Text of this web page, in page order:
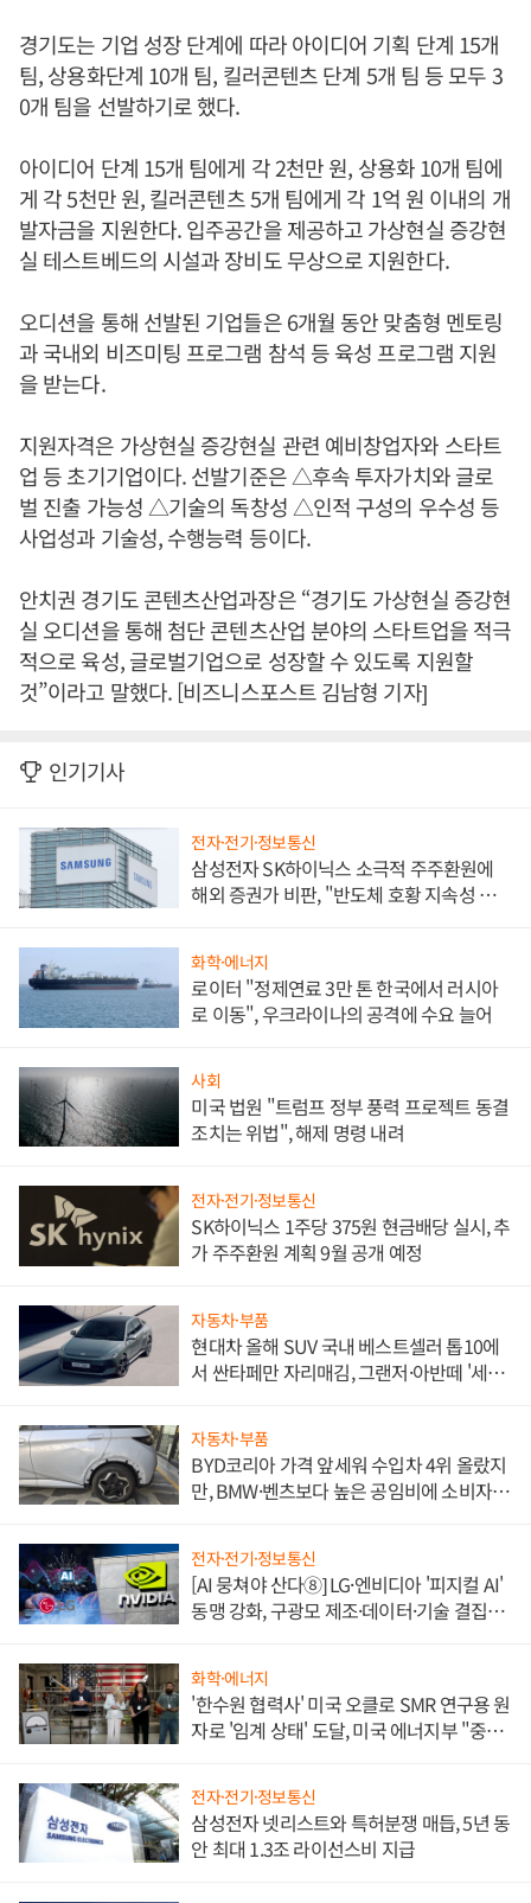
경기도는 기업 성장 단계에 따라 아이디어 기획 단계 15개
팀, 상용화단계 10개 팀, 킬러콘텐츠 단계 5개 팀 등 모두 3
0개 팀을 선발하기로 했다.
아이디어 단계 15개 팀에게 각 2천만 원, 상용화 10개 팀에
게 각 5천만 원, 킬러콘텐츠 5개 팀에게 각 1억 원 이내의 개
발자금을 지원한다. 입주공간을 제공하고 가상현실 증강현
실 테스트베드의 시설과 장비도 무상으로 지원한다.
오디션을 통해 선발된 기업들은 6개월 동안 맞춤형 멘토링
과 국내외 비즈미팅 프로그램 참석 등 육성 프로그램 지원
을 받는다.
지원자격은 가상현실 증강현실 관련 예비창업자와 스타트
업 등 초기기업이다. 선발기준은 △후속 투자가치와 글로
벌 진출 가능성 △기술의 독창성 △인적 구성의 우수성 등
사업성과 기술성, 수행능력 등이다.
안치권 경기도 콘텐츠산업과장은 “경기도 가상현실 증강현
실 오디션을 통해 첨단 콘텐츠산업 분야의 스타트업을 적극
적으로 육성, 글로벌기업으로 성장할 수 있도록 지원할
것”이라고 말했다. [비즈니스포스트 김남형 기자]
인기기사
전자·전기·정보통신
삼성전자 SK하이닉스 소극적 주주환원에
해외 증권가 비판, "반도체 호황 지속성 의
화학·에너지
로이터 "정제연료 3만 톤 한국에서 러시아
로 이동", 우크라이나의 공격에 수요 늘어
사회
미국 법원 "트럼프 정부 풍력 프로젝트 동결
조치는 위법", 해제 명령 내려
전자·전기·정보통신
SK하이닉스 1주당 375원 현금배당 실시, 추
가 주주환원 계획 9월 공개 예정
자동차·부품
현대차 올해 SUV 국내 베스트셀러 톱10에
서 싼타페만 자리매김, 그랜저·아반떼 '세단
자동차·부품
BYD코리아 가격 앞세워 수입차 4위 올랐지
만, BMW·벤츠보다 높은 공임비에 소비자
전자·전기·정보통신
[AI 뭉쳐야 산다⑧] LG·엔비디아 '피지컬 AI'
동맹 강화, 구광모 제조·데이터·기술 결집
화학·에너지
'한수원 협력사' 미국 오클로 SMR 연구용 원
자로 '임계 상태' 도달, 미국 에너지부 "중요
전자·전기·정보통신
삼성전자 넷리스트와 특허분쟁 매듭, 5년 동
안 최대 1.3조 라이선스비 지급